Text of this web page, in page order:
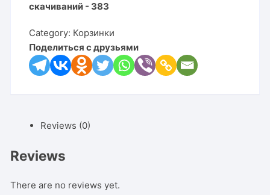
скачиваний - 383
Category: Корзинки
Поделиться с друзьями
Reviews (0)
Reviews
There are no reviews yet.